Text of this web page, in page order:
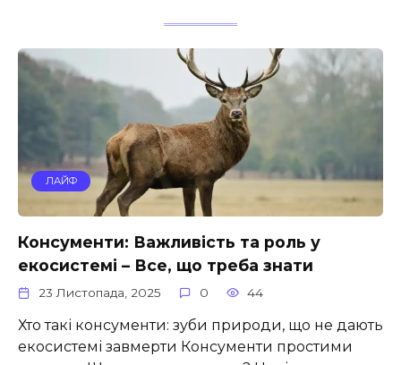
ЛАЙФ
Консументи: Важливість та роль у
екосистемі – Все, що треба знати
23 Листопада, 2025 0 44
Хто такі консументи: зуби природи, що не дають
екосистемі завмерти Консументи простими